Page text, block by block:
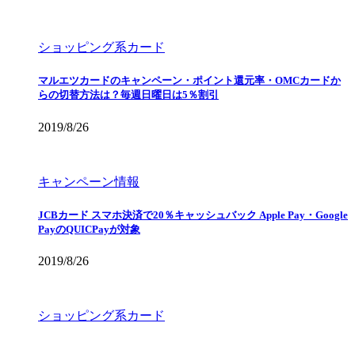
ショッピング系カード
マルエツカードのキャンペーン・ポイント還元率・OMCカードか
らの切替方法は？毎週日曜日は5％割引
2019/8/26
キャンペーン情報
JCBカード スマホ決済で20％キャッシュバック Apple Pay・Google
PayのQUICPayが対象
2019/8/26
ショッピング系カード